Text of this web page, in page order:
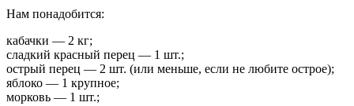
Нам понадобится:
кабачки — 2 кг;
сладкий красный перец — 1 шт.;
острый перец — 2 шт. (или меньше, если не любите острое);
яблоко — 1 крупное;
морковь — 1 шт.;